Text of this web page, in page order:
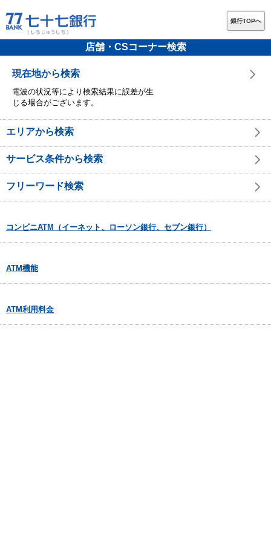
銀行TOPへ
店舗・CSコーナー検索
現在地から検索
電波の状況等により検索結果に誤差が生
じる場合がございます。
エリアから検索
サービス条件から検索
フリーワード検索
コンビニATM（イーネット、ローソン銀行、セブン銀行）
ATM機能
ATM利用料金